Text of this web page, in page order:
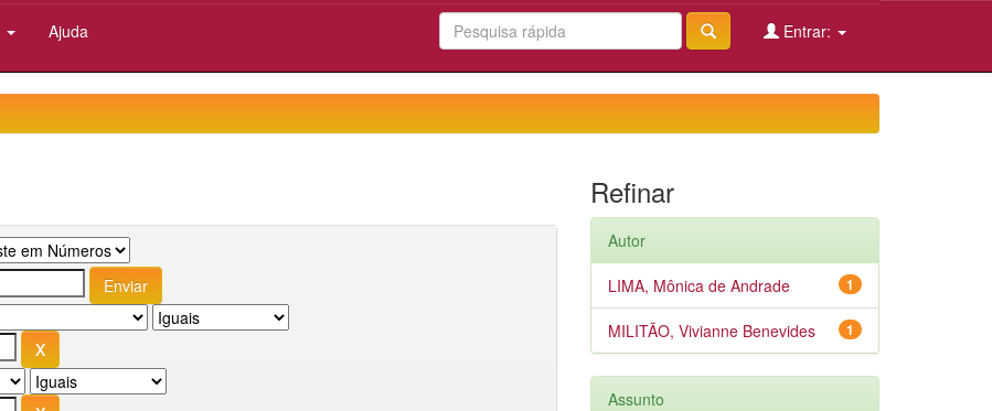
Ajuda Entrar:
Refinar
Autor
1
LIMA, Mônica de Andrade
1
MILITÃO, Vivianne Benevides
Assunto